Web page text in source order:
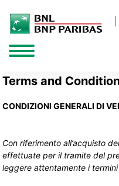
Terms and
CONDIZIONI GENERALI DI
Con riferimento all’acquisto
effettuate per il tramite del
leggere attentamente i